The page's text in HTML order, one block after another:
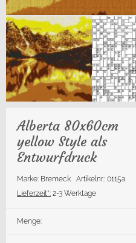
Alberta 80x60cm
yellow Style als
Entwurfdruck
Marke: Bremeck Artikelnr.: 0115a
Lieferzeit*: 2-3 Werktage
Menge: